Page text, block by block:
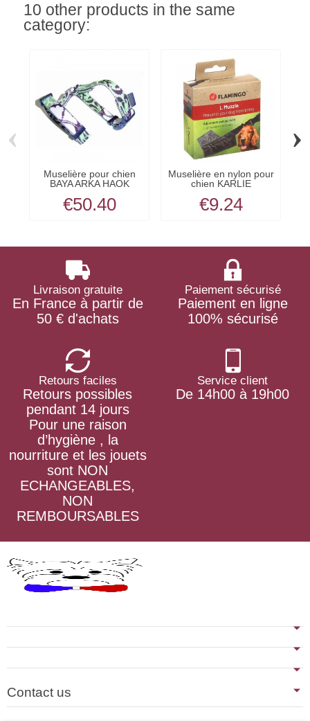
10 other products in the same
category:
Muselière pour chien
BAYA ARKA HAOK
€50.40
Muselière en nylon pour
chien KARLIE
€9.24
‹ ›
Livraison gratuite
En France à partir de
50 € d'achats
Paiement sécurisé
Paiement en ligne
100% sécurisé
Retours faciles
Retours possibles
pendant 14 jours
Pour une raison
d’hygiène , la
nourriture et les jouets
sont NON
ECHANGEABLES,
NON
REMBOURSABLES
Service client
De 14h00 à 19h00
Contact us